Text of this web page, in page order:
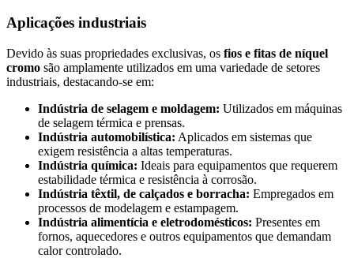
Aplicações industriais
Devido às suas propriedades exclusivas, os fios e fitas de níquel
cromo são amplamente utilizados em uma variedade de setores
industriais, destacando-se em:
Indústria de selagem e moldagem: Utilizados em máquinas
de selagem térmica e prensas.
Indústria automobilística: Aplicados em sistemas que
exigem resistência a altas temperaturas.
Indústria química: Ideais para equipamentos que requerem
estabilidade térmica e resistência à corrosão.
Indústria têxtil, de calçados e borracha: Empregados em
processos de modelagem e estampagem.
Indústria alimentícia e eletrodomésticos: Presentes em
fornos, aquecedores e outros equipamentos que demandam
calor controlado.